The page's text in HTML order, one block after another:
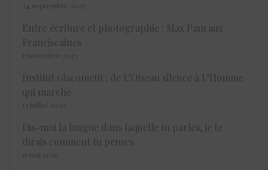
24 septembre 2025
Entre écriture et photographie : Max Pam aux
Franciscaines
1 novembre 2023
Institut Giacometti : de L’Oiseau silence à L’Homme
qui marche
13 juillet 2020
Dis-moi la langue dans laquelle tu parles, je te
dirais comment tu penses
15 mai 2026